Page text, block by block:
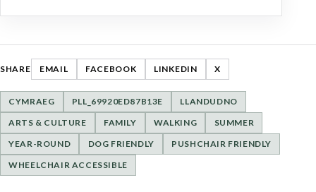
SHARE EMAIL FACEBOOK LINKEDIN X
CYMRAEG PLL_69920ED87B13E
LLANDUDNO
ARTS & CULTURE
FAMILY WALKING
SUMMER
YEAR-ROUND
DOG FRIENDLY
PUSHCHAIR FRIENDLY
WHEELCHAIR ACCESSIBLE